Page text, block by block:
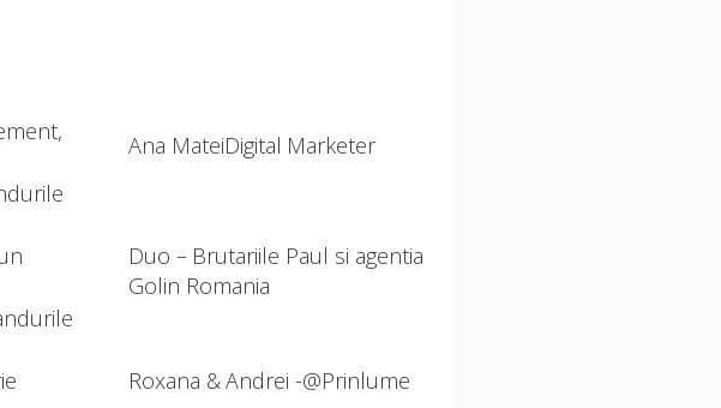
Ana MateiDigital Marketer
Duo – Brutariile Paul si agentia
Golin Romania
Roxana & Andrei -@Prinlume